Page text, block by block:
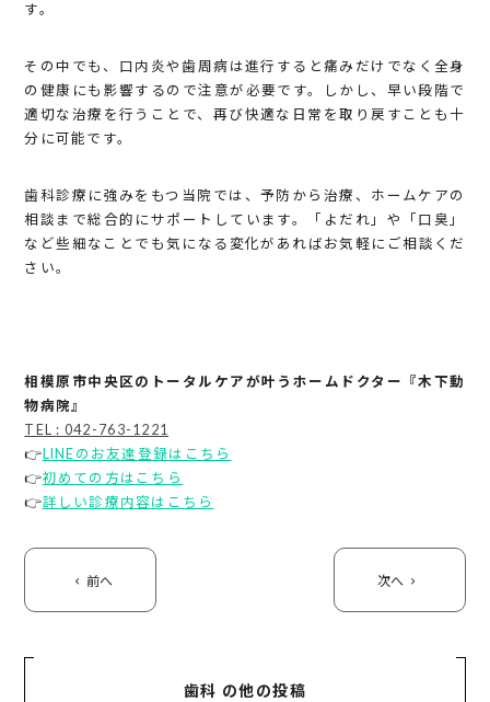
す。
その中でも、口内炎や歯周病は進行すると痛みだけでなく全身
の健康にも影響するので注意が必要です。しかし、早い段階で
適切な治療を行うことで、再び快適な日常を取り戻すことも十
分に可能です。
歯科診療に強みをもつ当院では、予防から治療、ホームケアの
相談まで総合的にサポートしています。「よだれ」や「口臭」
など些細なことでも気になる変化があればお気軽にご相談くだ
さい。
相模原市中央区のトータルケアが叶うホームドクター『木下動
物病院』
TEL : 042-763-1221
👉 LINEのお友達登録はこちら
👉初めての方はこちら
👉詳しい診療内容はこちら
次へ
前へ
歯科 の他の投稿